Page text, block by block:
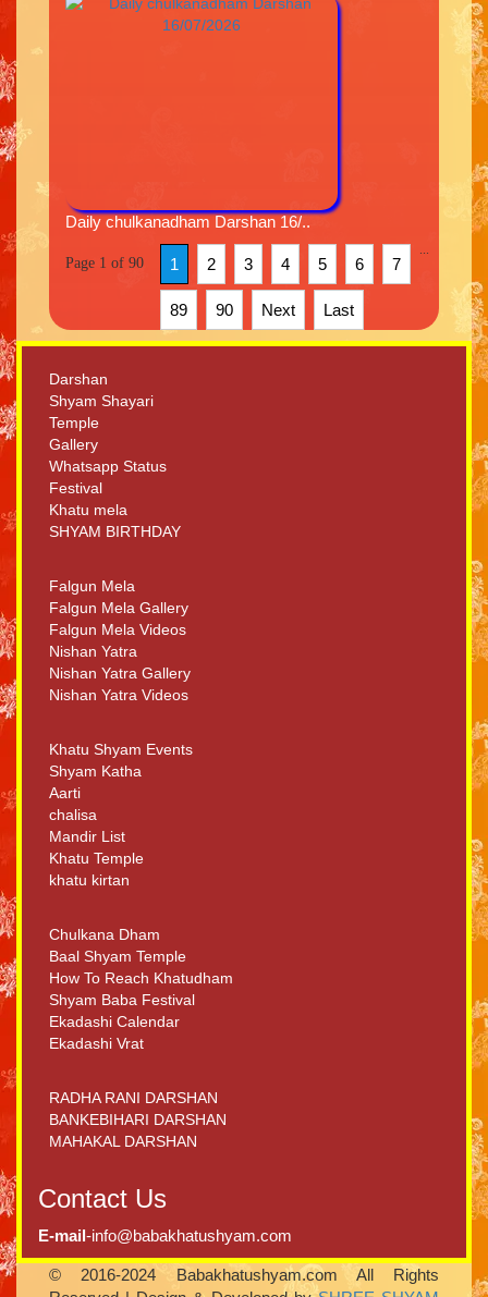
Daily chulkanadham Darshan 16/..
Page 1 of 90 1 2 3 4 5 6 7
89 90 Next Last
Darshan
Shyam Shayari
Temple
Gallery
Whatsapp Status
Festival
Khatu mela
SHYAM BIRTHDAY
Falgun Mela
Falgun Mela Gallery
Falgun Mela Videos
Nishan Yatra
Nishan Yatra Gallery
Nishan Yatra Videos
Khatu Shyam Events
Shyam Katha
Aarti
chalisa
Mandir List
Khatu Temple
khatu kirtan
Chulkana Dham
Baal Shyam Temple
How To Reach Khatudham
Shyam Baba Festival
Ekadashi Calendar
Ekadashi Vrat
RADHA RANI DARSHAN
BANKEBIHARI DARSHAN
MAHAKAL DARSHAN
Contact Us
E-mail-info@babakhatushyam.com
© 2016-2024 Babakhatushyam.com All Rights